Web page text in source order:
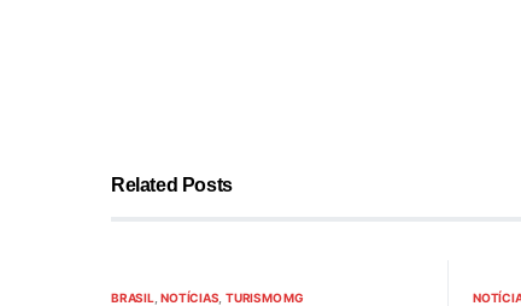
Related Posts
BRASIL NOTÍCIAS TURISMO MG